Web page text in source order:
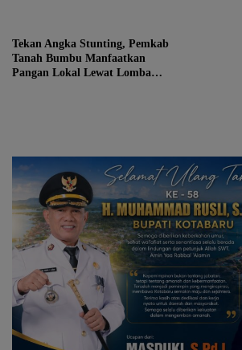
Tekan Angka Stunting, Pemkab
Tanah Bumbu Manfaatkan
Pangan Lokal Lewat Lomba